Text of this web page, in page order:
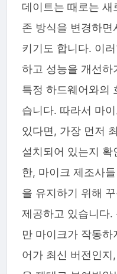
데이트는 때로는 새
존 방식을 변경하
키기도 합니다. 이
하고 성능을 개선하
특정 하드웨어와의
습니다. 따라서 마
있다면, 가장 먼저
설치되어 있는지
한, 마이크 제조사
을 유지하기 위해
제공하고 있습니다.
만 마이크가 작동
어가 최신 버전인